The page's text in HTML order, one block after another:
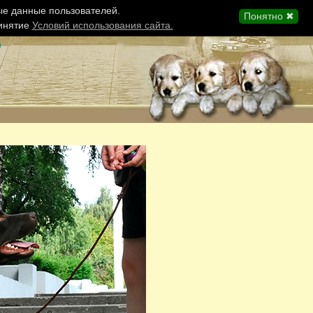
Понятно ✖
данные пользователей.
Условий использования сайта.